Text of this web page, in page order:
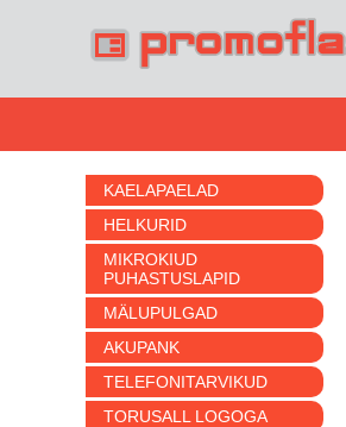
KAELAPAELAD
HELKURID
MIKROKIUD
PUHASTUSLAPID
MÄLUPULGAD
AKUPANK
TELEFONITARVIKUD
TORUSALL LOGOGA